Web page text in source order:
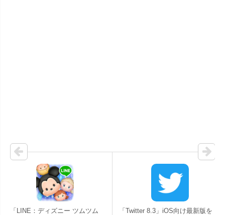
「LINE：ディズニー ツムツム
「Twitter 8.3」iOS向け最新版を